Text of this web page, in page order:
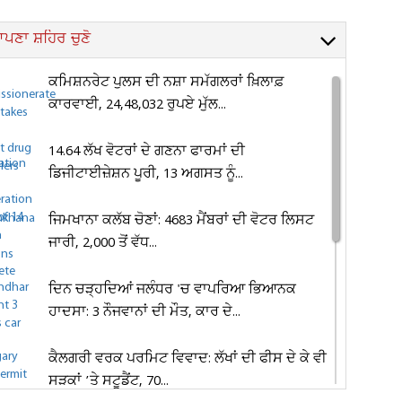
ਸ਼ਹਿਰ ਚੁਣੋ
ਕਮਿਸ਼ਨਰੇਟ ਪੁਲਸ ਦੀ ਨਸ਼ਾ ਸਮੱਗਲਰਾਂ ਖ਼ਿਲਾਫ਼
ਕਾਰਵਾਈ, 24,48,032 ਰੁਪਏ ਮੁੱਲ...
14.64 ਲੱਖ ਵੋਟਰਾਂ ਦੇ ਗਣਨਾ ਫਾਰਮਾਂ ਦੀ
ਡਿਜੀਟਾਈਜ਼ੇਸ਼ਨ ਪੂਰੀ, 13 ਅਗਸਤ ਨੂੰ...
ਜਿਮਖਾਨਾ ਕਲੱਬ ਚੋਣਾਂ: 4683 ਮੈਂਬਰਾਂ ਦੀ ਵੋਟਰ ਲਿਸਟ
ਜਾਰੀ, 2,000 ਤੋਂ ਵੱਧ...
ਦਿਨ ਚੜ੍ਹਦਿਆਂ ਜਲੰਧਰ 'ਚ ਵਾਪਰਿਆ ਭਿਆਨਕ
ਹਾਦਸਾ: 3 ਨੌਜਵਾਨਾਂ ਦੀ ਮੌਤ, ਕਾਰ ਦੇ...
ਕੈਲਗਰੀ ਵਰਕ ਪਰਮਿਟ ਵਿਵਾਦ: ਲੱਖਾਂ ਦੀ ਫੀਸ ਦੇ ਕੇ ਵੀ
ਸੜਕਾਂ ’ਤੇ ਸਟੂਡੈਂਟ, 70...